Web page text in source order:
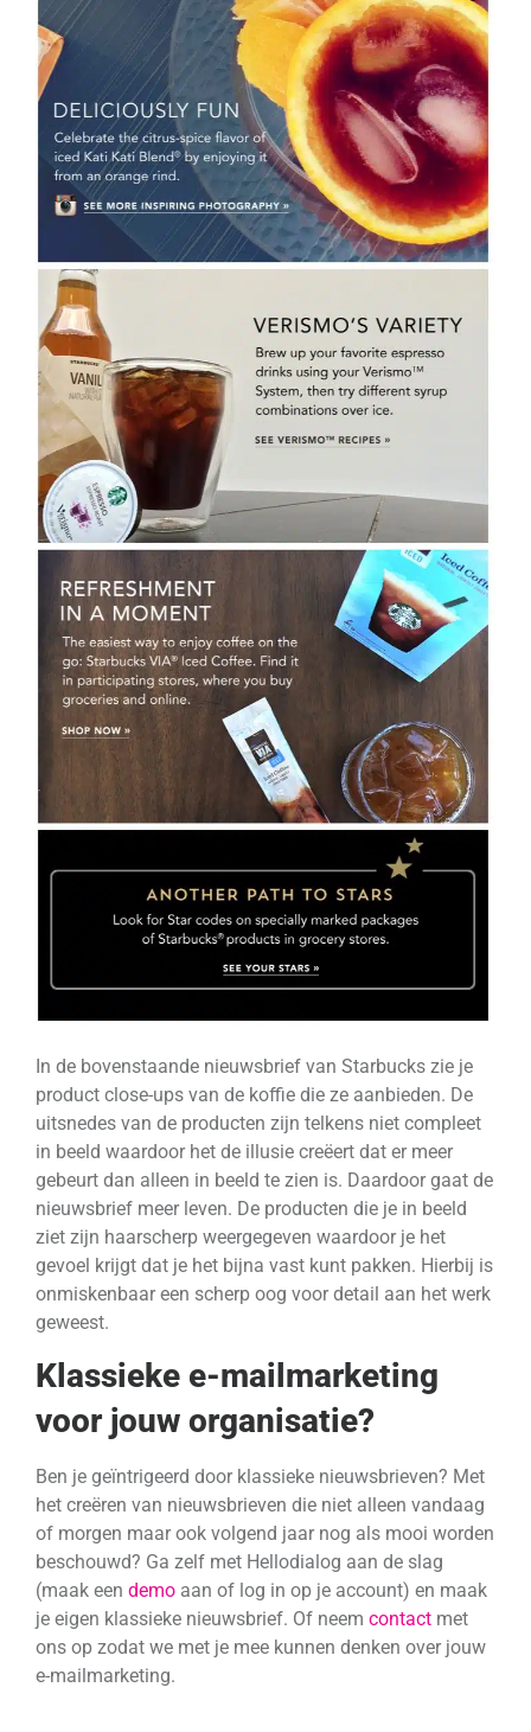
In de bovenstaande nieuwsbrief van Starbucks zie je
product close-ups van de koffie die ze aanbieden. De
uitsnedes van de producten zijn telkens niet compleet
in beeld waardoor het de illusie creëert dat er meer
gebeurt dan alleen in beeld te zien is. Daardoor gaat de
nieuwsbrief meer leven. De producten die je in beeld
ziet zijn haarscherp weergegeven waardoor je het
gevoel krijgt dat je het bijna vast kunt pakken. Hierbij is
onmiskenbaar een scherp oog voor detail aan het werk
geweest.
Klassieke e-mailmarketing
voor jouw organisatie?
Ben je geïntrigeerd door klassieke nieuwsbrieven? Met
het creëren van nieuwsbrieven die niet alleen vandaag
of morgen maar ook volgend jaar nog als mooi worden
beschouwd? Ga zelf met Hellodialog aan de slag
(maak een demo aan of log in op je account) en maak
je eigen klassieke nieuwsbrief. Of neem contact met
ons op zodat we met je mee kunnen denken over jouw
e-mailmarketing.